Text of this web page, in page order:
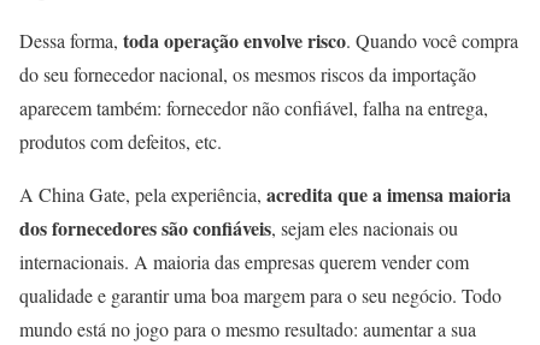
Dessa forma, toda operação envolve risco. Quando você compra
do seu fornecedor nacional, os mesmos riscos da importação
aparecem também: fornecedor não confiável, falha na entrega,
produtos com defeitos, etc.
A China Gate, pela experiência, acredita que a imensa maioria
dos fornecedores são confiáveis, sejam eles nacionais ou
internacionais. A maioria das empresas querem vender com
qualidade e garantir uma boa margem para o seu negócio. Todo
mundo está no jogo para o mesmo resultado: aumentar a sua